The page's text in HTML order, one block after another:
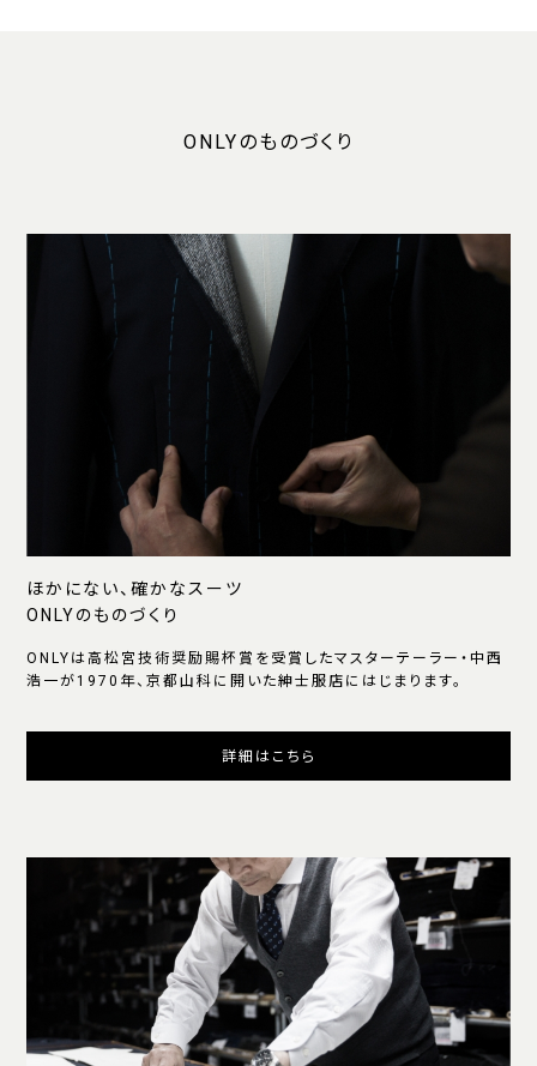
ONLYのものづくり
ほかにない、確かなスーツ
ONLYのものづくり
ONLYは高松宮技術奨励賜杯賞を受賞したマスターテーラー・中西
浩一が1970年、京都山科に開いた紳士服店にはじまります。
詳細はこちら